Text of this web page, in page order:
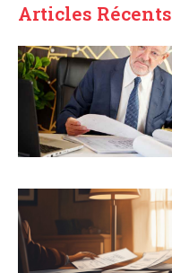
Articles Récents